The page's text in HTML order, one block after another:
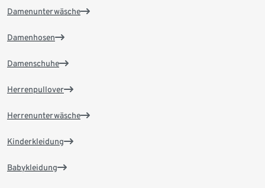
Damenunterwäsche
Damenhosen
Damenschuhe
Herrenpullover
Herrenunterwäsche
Kinderkleidung
Babykleidung